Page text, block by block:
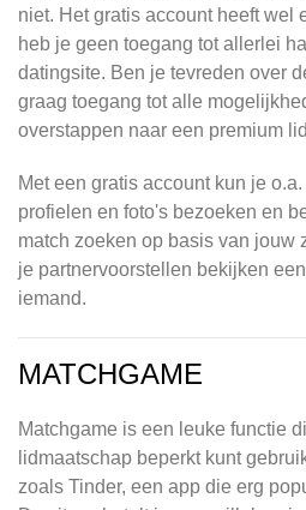
niet. Het gratis account heeft wel
heb je geen toegang tot allerlei
datingsite. Ben je tevreden over
graag toegang tot alle
overstappen naar een premium
Met een gratis account kun je
profielen en foto's bezoeken en
match zoeken op basis van jouw
je partnervoorstellen bekijken
iemand.
MATCHGAME
Matchgame is een leuke functie
lidmaatschap beperkt kunt
zoals Tinder, een app die erg